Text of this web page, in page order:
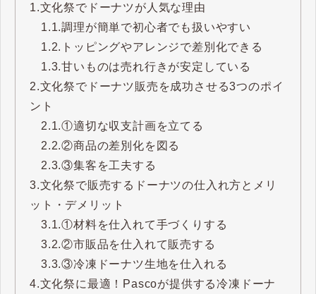
1.文化祭でドーナツが人気な理由
1.1.調理が簡単で初心者でも扱いやすい
1.2. トッピングやアレンジで差別化できる
1.3.甘いものは売れ行きが安定している
2.文化祭でドーナツ販売を成功させる3つのポイ
ント
2.1.①適切な収支計画を立てる
2.2.②商品の差別化を図る
2.3.③集客を工夫する
3.文化祭で販売するドーナツの仕入れ方とメリ
ット・デメリット
3.1.①材料を仕入れて手づくりする
3.2.②市販品を仕入れて販売する
3.3.③冷凍ドーナツ生地を仕入れる
4.文化祭に最適！Pascoが提供する冷凍ドーナ